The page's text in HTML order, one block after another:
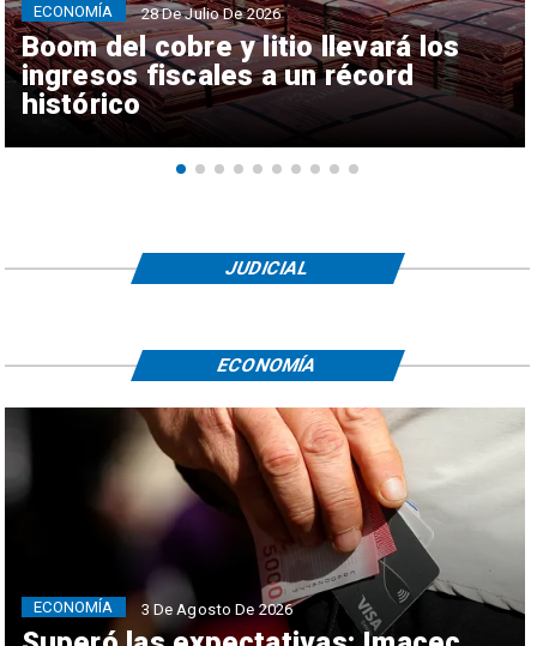
Boom del cobre y litio llevará los
ingresos fiscales a un récord
histórico
ECONOMÍA 28 De Julio De 2026
JUDICIAL
ECONOMÍA 3 De Agosto De 2026
ECONOMÍA